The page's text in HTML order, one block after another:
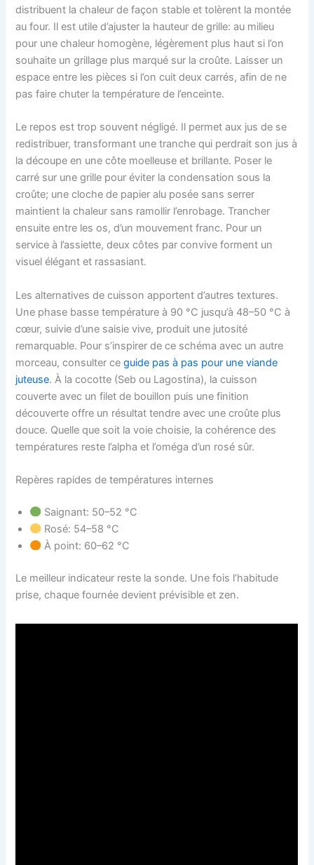
distribuent la chaleur de façon stable et tolèrent la montée
au four. Il est utile d’ajuster la hauteur de grille: au milieu
pour une chaleur homogène, légèrement plus haut si l’on
souhaite un grillage plus marqué sur la croûte. Laisser un
espace entre les pièces si l’on cuit deux carrés, afin de ne
pas faire chuter la température de l’enceinte.
Le repos est trop souvent négligé. Il permet aux jus de se
redistribuer, transformant une tranche qui perdrait son jus à
la découpe en une côte moelleuse et brillante. Poser le
carré sur une grille pour éviter la condensation sous la
croûte; une cloche de papier alu posée sans serrer
maintient la chaleur sans ramollir l’enrobage. Trancher
ensuite entre les os, d’un mouvement franc. Pour un
service à l’assiette, deux côtes par convive forment un
visuel élégant et rassasiant.
Les alternatives de cuisson apportent d’autres textures.
Une phase basse température à 90 °C jusqu’à 48–50 °C à
cœur, suivie d’une saisie vive, produit une jutosité
remarquable. Pour s’inspirer de ce schéma avec un autre
morceau, consulter ceguide pas à pas pour une viande
juteuse. À la cocotte (Seb ou Lagostina), la cuisson
couverte avec un filet de bouillon puis une finition
découverte offre un résultat tendre avec une croûte plus
douce. Quelle que soit la voie choisie, la cohérence des
températures reste l’alpha et l’oméga d’un rosé sûr.
Repères rapides de températures internes
Saignant: 50–52 °C
Rosé: 54–58 °C
À point: 60–62 °C
Le meilleur indicateur reste la sonde. Une fois l’habitude
prise, chaque fournée devient prévisible et zen.